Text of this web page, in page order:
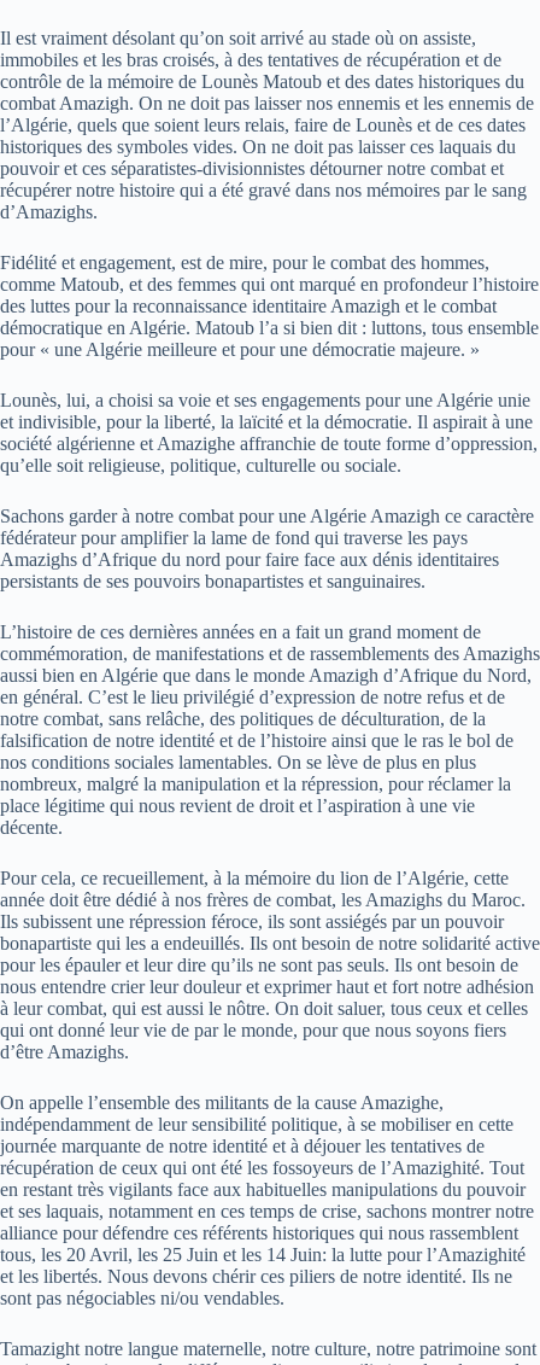
Il est vraiment désolant qu’on soit arrivé au stade où on assiste,
immobiles et les bras croisés, à des tentatives de récupération et de
contrôle de la mémoire de Lounès Matoub et des dates historiques du
combat Amazigh. On ne doit pas laisser nos ennemis et les ennemis de
l’Algérie, quels que soient leurs relais, faire de Lounès et de ces dates
historiques des symboles vides. On ne doit pas laisser ces laquais du
pouvoir et ces séparatistes-divisionnistes détourner notre combat et
récupérer notre histoire qui a été gravé dans nos mémoires par le sang
d’Amazighs.
Fidélité et engagement, est de mire, pour le combat des hommes,
comme Matoub, et des femmes qui ont marqué en profondeur l’histoire
des luttes pour la reconnaissance identitaire Amazigh et le combat
démocratique en Algérie. Matoub l’a si bien dit : luttons, tous ensemble
pour « une Algérie meilleure et pour une démocratie majeure. »
Lounès, lui, a choisi sa voie et ses engagements pour une Algérie unie
et indivisible, pour la liberté, la laïcité et la démocratie. Il aspirait à une
société algérienne et Amazighe affranchie de toute forme d’oppression,
qu’elle soit religieuse, politique, culturelle ou sociale.
Sachons garder à notre combat pour une Algérie Amazigh ce caractère
fédérateur pour amplifier la lame de fond qui traverse les pays
Amazighs d’Afrique du nord pour faire face aux dénis identitaires
persistants de ses pouvoirs bonapartistes et sanguinaires.
L’histoire de ces dernières années en a fait un grand moment de
commémoration, de manifestations et de rassemblements des Amazighs
aussi bien en Algérie que dans le monde Amazigh d’Afrique du Nord,
en général. C’est le lieu privilégié d’expression de notre refus et de
notre combat, sans relâche, des politiques de déculturation, de la
falsification de notre identité et de l’histoire ainsi que le ras le bol de
nos conditions sociales lamentables. On se lève de plus en plus
nombreux, malgré la manipulation et la répression, pour réclamer la
place légitime qui nous revient de droit et l’aspiration à une vie
décente.
Pour cela, ce recueillement, à la mémoire du lion de l’Algérie, cette
année doit être dédié à nos frères de combat, les Amazighs du Maroc.
Ils subissent une répression féroce, ils sont assiégés par un pouvoir
bonapartiste qui les a endeuillés. Ils ont besoin de notre solidarité active
pour les épauler et leur dire qu’ils ne sont pas seuls. Ils ont besoin de
nous entendre crier leur douleur et exprimer haut et fort notre adhésion
à leur combat, qui est aussi le nôtre. On doit saluer, tous ceux et celles
qui ont donné leur vie de par le monde, pour que nous soyons fiers
d’être Amazighs.
On appelle l’ensemble des militants de la cause Amazighe,
indépendamment de leur sensibilité politique, à se mobiliser en cette
journée marquante de notre identité et à déjouer les tentatives de
récupération de ceux qui ont été les fossoyeurs de l’Amazighité. Tout
en restant très vigilants face aux habituelles manipulations du pouvoir
et ses laquais, notamment en ces temps de crise, sachons montrer notre
alliance pour défendre ces référents historiques qui nous rassemblent
tous, les 20 Avril, les 25 Juin et les 14 Juin: la lutte pour l’Amazighité
et les libertés. Nous devons chérir ces piliers de notre identité. Ils ne
sont pas négociables ni/ou vendables.
Tamazight notre langue maternelle, notre culture, notre patrimoine sont